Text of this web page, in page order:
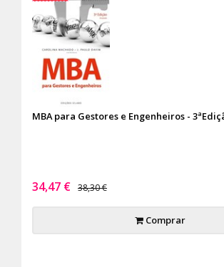
MBA para Gestores e Engenheiros -
34,47 € 38,30 €
Comprar